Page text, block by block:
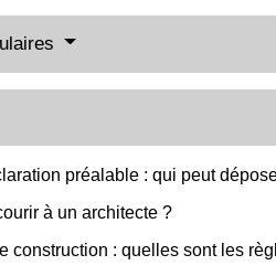
préalable : qui peut
à un architecte ?
construction : quelles sont les